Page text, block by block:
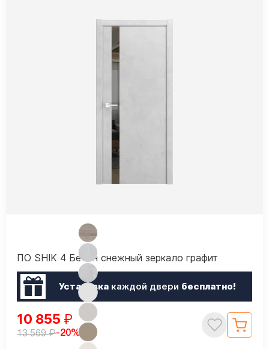
ПО SHIK 4 Бетон снежный зеркало графит
Установкакаждой двери бесплатно!
10 855 ₽
13 569₽-20%